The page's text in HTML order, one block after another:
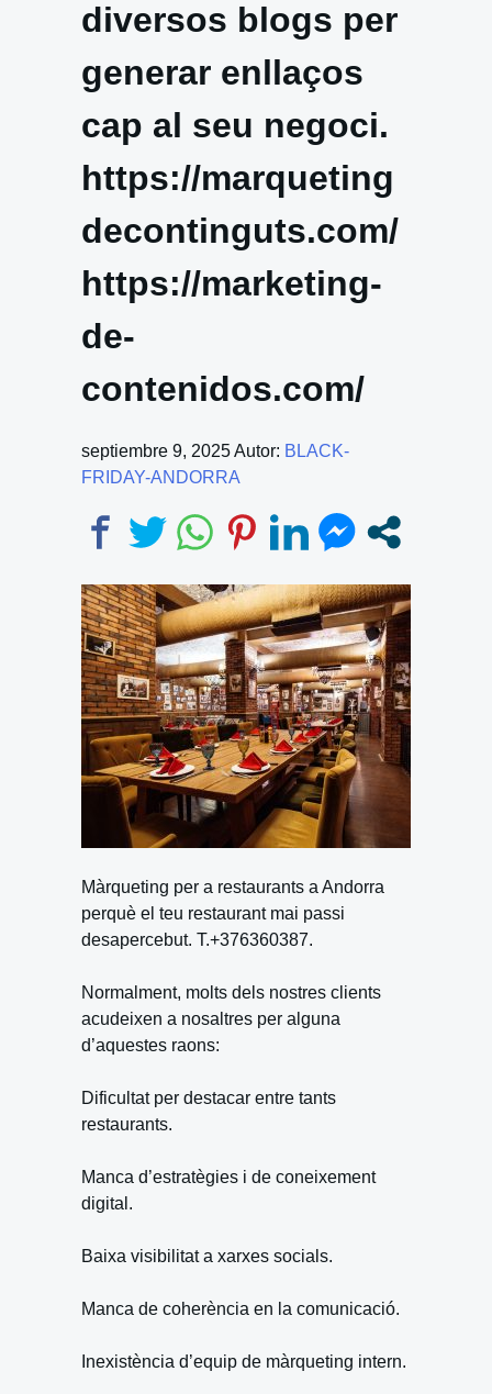
diversos blogs per
generar enllaços
cap al seu negoci.
https://marqueting
decontinguts.com/
https://marketing-
de-
contenidos.com/
septiembre 9, 2025Autor: BLACK-
FRIDAY-ANDORRA
Màrqueting per a restaurants a Andorra
perquè el teu restaurant mai passi
desapercebut. T.+376360387.
Normalment, molts dels nostres clients
acudeixen a nosaltres per alguna
d’aquestes raons:
Dificultat per destacar entre tants
restaurants.
Manca d’estratègies i de coneixement
digital.
Baixa visibilitat a xarxes socials.
Manca de coherència en la comunicació.
Inexistència d’equip de màrqueting intern.